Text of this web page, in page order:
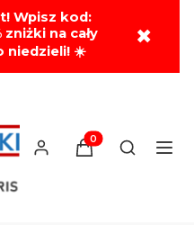
Wpisz kod:
zniżki na cały
niedzieli! ☀️
✖
Produkty w
Otwórz